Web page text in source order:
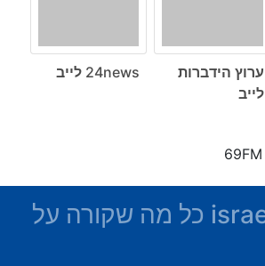
ערוץ הידברות
לייב
24news לייב
israelTV.online כל מה שקורה על